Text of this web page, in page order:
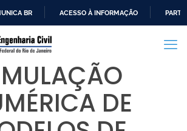
PARA
CONTEÚDO
BR ACESSO À INFORMAÇÃO
DE